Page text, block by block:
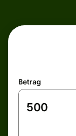
Betrag